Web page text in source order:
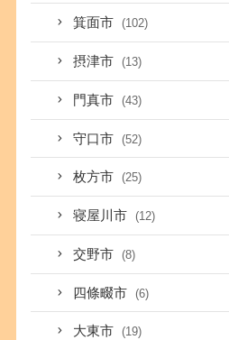
箕面市 (102)
摂津市 (13)
門真市 (43)
守口市 (52)
枚方市 (25)
寝屋川市 (12)
交野市 (8)
四條畷市 (6)
大東市 (19)